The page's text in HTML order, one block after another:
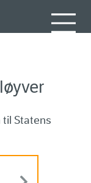
Statens